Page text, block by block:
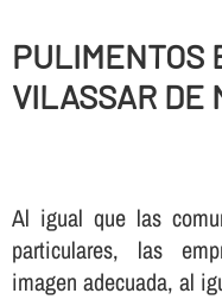
PULIMENTOS
VILASSAR DE
Al igual que las
particulares, las
imagen adecuada, al